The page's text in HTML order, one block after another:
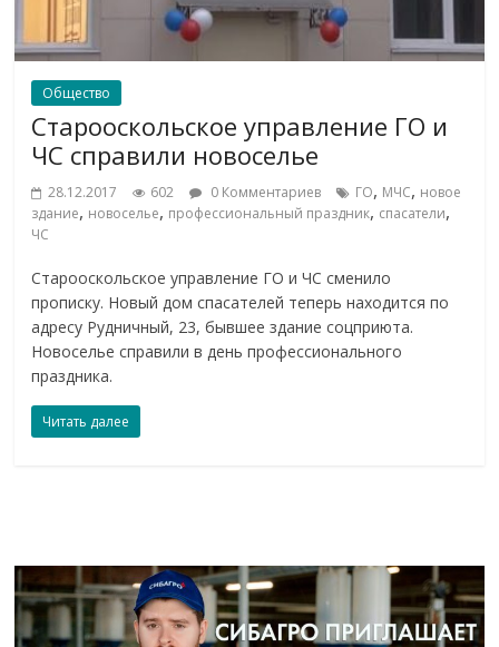
Общество
Старооскольское управление ГО и
ЧС справили новоселье
28.12.2017 602 0 Комментариев ГО, МЧС, новое
здание, новоселье, профессиональный праздник, спасатели,
ЧС
Старооскольское управление ГО и ЧС сменило
прописку. Новый дом спасателей теперь находится по
адресу Рудничный, 23, бывшее здание соцприюта.
Новоселье справили в день профессионального
праздника.
Читать далее